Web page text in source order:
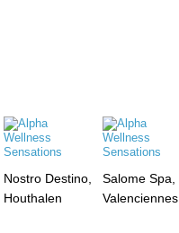
Nostro Destino,
Houthalen
Salome Spa,
Valenciennes